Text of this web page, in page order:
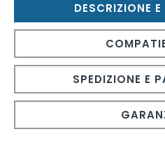
DESCRIZIONE
SPEDIZIONE E